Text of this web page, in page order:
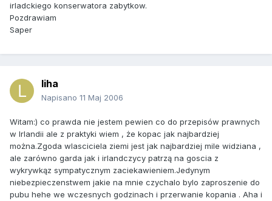
irladckiego konserwatora zabytkow.
Pozdrawiam
Saper
liha
Napisano 11 Maj 2006
Witam:) co prawda nie jestem pewien co do przepisów prawnych
w Irlandii ale z praktyki wiem , że kopac jak najbardziej
można.Zgoda wlasciciela ziemi jest jak najbardziej mile widziana ,
ale zarówno garda jak i irlandczycy patrzą na goscia z
wykrywkąz sympatycznym zaciekawieniem.Jedynym
niebezpieczenstwem jakie na mnie czychalo bylo zaproszenie do
pubu hehe we wczesnych godzinach i przerwanie kopania . Aha i